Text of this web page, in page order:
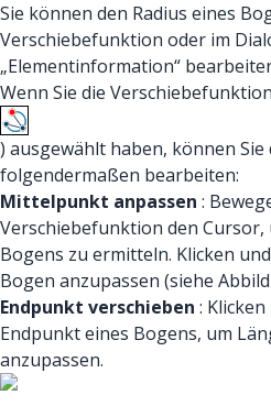
Sie können den Radius eines
Verschiebefunktion oder im
„Elementinformation“
Wenn Sie die
) ausgewählt haben, können
folgendermaßen bearbeiten:
Mittelpunkt anpassen :
Verschiebefunktion den
Bogens zu ermitteln. Klicken
Bogen anzupassen (siehe
Endpunkt verschieben :
Endpunkt eines Bogens, um
anzupassen.